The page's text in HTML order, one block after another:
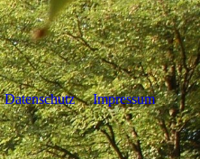
Datenschutz Impressum